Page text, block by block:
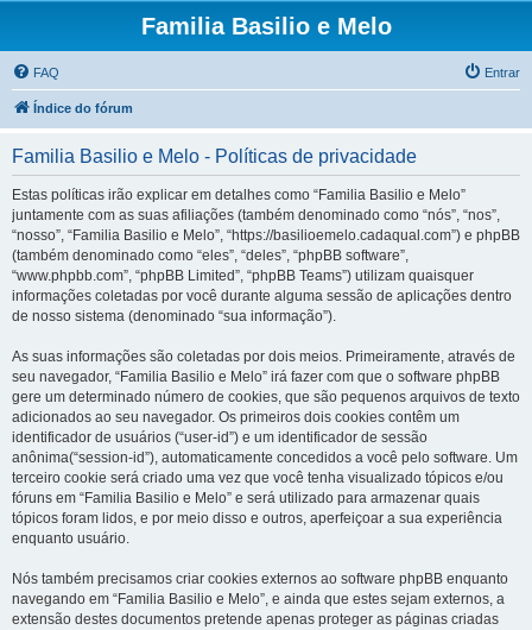
Familia Basilio e Melo
FAQ Entrar
Índice do fórum
Familia Basilio e Melo - Políticas de privacidade
Estas políticas irão explicar em detalhes como “Familia Basilio e Melo”
juntamente com as suas afiliações (também denominado como “nós”, “nos”,
“nosso”, “Familia Basilio e Melo”, “https://basilioemelo.cadaqual.com”) e phpBB
(também denominado como “eles”, “deles”, “phpBB software”,
“www.phpbb.com”, “phpBB Limited”, “phpBB Teams”) utilizam quaisquer
informações coletadas por você durante alguma sessão de aplicações dentro
de nosso sistema (denominado “sua informação”).
As suas informações são coletadas por dois meios. Primeiramente, através de
seu navegador, “Familia Basilio e Melo” irá fazer com que o software phpBB
gere um determinado número de cookies, que são pequenos arquivos de texto
adicionados ao seu navegador. Os primeiros dois cookies contêm um
identificador de usuários (“user-id”) e um identificador de sessão
anônima(“session-id”), automaticamente concedidos a você pelo software. Um
terceiro cookie será criado uma vez que você tenha visualizado tópicos e/ou
fóruns em “Familia Basilio e Melo” e será utilizado para armazenar quais
tópicos foram lidos, e por meio disso e outros, aperfeiçoar a sua experiência
enquanto usuário.
Nós também precisamos criar cookies externos ao software phpBB enquanto
navegando em “Familia Basilio e Melo”, e ainda que estes sejam externos, a
extensão destes documentos pretende apenas proteger as páginas criadas